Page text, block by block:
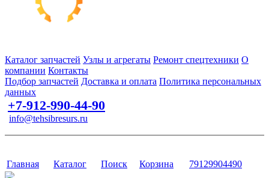
Каталог запчастей Узлы и агрегаты Ремонт спецтехники О
компании Контакты
Подбор запчастей Доставка и оплата Политика персональных
данных
+7-912-990-44-90
info@tehsibresurs.ru
Главная Каталог Поиск Корзина 79129904490